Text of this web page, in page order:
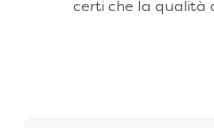
certi che la qualità